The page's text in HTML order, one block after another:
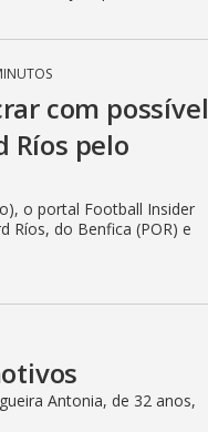
com possível
Ríos pelo
o portal Football Insider
Ríos, do Benfica (POR) e
Antonia, de 32 anos,